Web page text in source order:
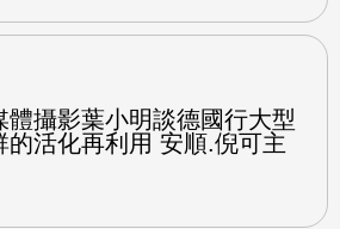
體攝影葉小明談德國行大型
的活化再利用 安順.倪可主